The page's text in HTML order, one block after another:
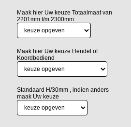
Maak hier Uw keuze Totaalmaat van
2201mm t/m 2300mm
Maak hier Uw keuze Hendel of
Koordbediend
Standaard H/30mm , indien anders
maak Uw keuze